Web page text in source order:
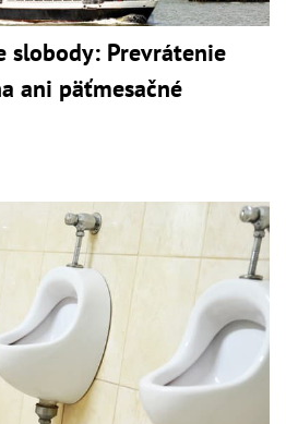
slobody: Prevrátenie
ani päťmesačné